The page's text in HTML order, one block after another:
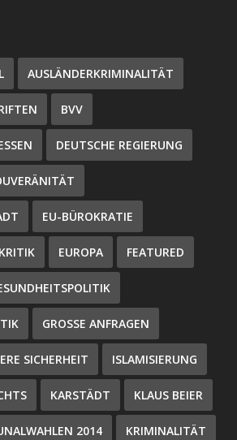
AUSLÄNDERKRIMINALITÄT
BVV
DEUTSCHE REGIERUNG
EU-BÜROKRATIE
EUROPA FEATURED
GROSSE ANFRAGEN
SICHERHEIT ISLAMISIERUNG
KARSTÄDT KLAUS BEIER
2014 KRIMINALITÄT